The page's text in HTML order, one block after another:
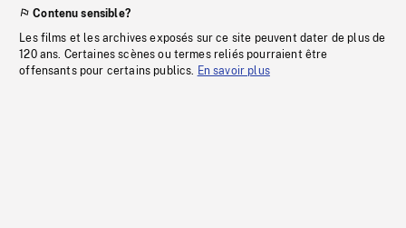
Contenu sensible?
Les films et les archives exposés sur ce site peuvent dater de plus de
120 ans. Certaines scènes ou termes reliés pourraient être
offensants pour certains publics. En savoir plus